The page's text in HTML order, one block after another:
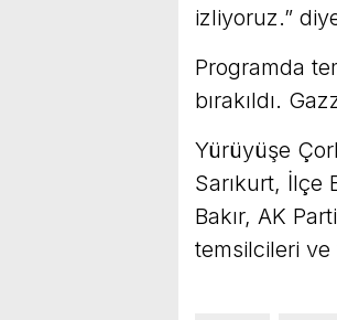
izliyoruz.”
Programda
bırakıldı.
Yürüyüşe
Sarıkurt, İlçe
Bakır, AK
temsilcileri ve